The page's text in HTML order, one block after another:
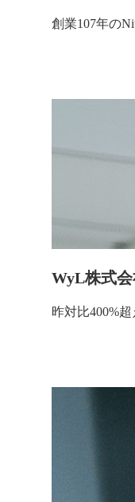
創業107年の
WyL株式
昨対比400%